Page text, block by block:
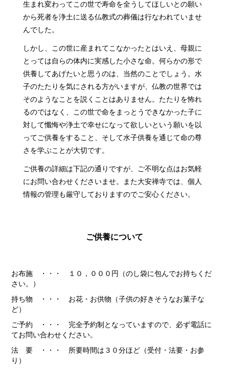
生まれ変わってこの世で寿命を全うしてほしいとの願い
から死者を浄土に送る仏教式の葬儀は行なわれていませ
んでした。
しかし、この世に産まれてこなかったとはいえ、母親に
とっては自らの体内に実感した小さな命。何らかの形で
供養してあげたいと思うのは、当然のことでしょう。水
子のたたりを気にされる方がいますが、仏教の世界では
そのようなことを説くことはありません。たたりを怖れ
るのではなく、この世で命をまっとうできなかった子に
対して懺悔や浄土で幸せになって欲しいという願いを以
ってご供養をすること、そして水子供養を通じて命の尊
さを学ぶことが大切です。
ご供養の詳細は下記の通りですが、ご不明な点はお気軽
にお問い合わせくださいませ。また大安禅寺では、個人
情報の管理も厳守しておりますのでご安心ください。
ご供養について
お布施 ・・・ １０，０００円（のし袋に包んでお持ちくだ
さい。）
持ち物 ・・・ お花・お供物（子供の好きそうなお菓子な
ど）
ご予約 ・・・ 完全予約制となっていますので、必ず電話に
てお問い合わせください。
法 要 ・・・ 所要時間は３０分ほど（受付・法要・お参
り）